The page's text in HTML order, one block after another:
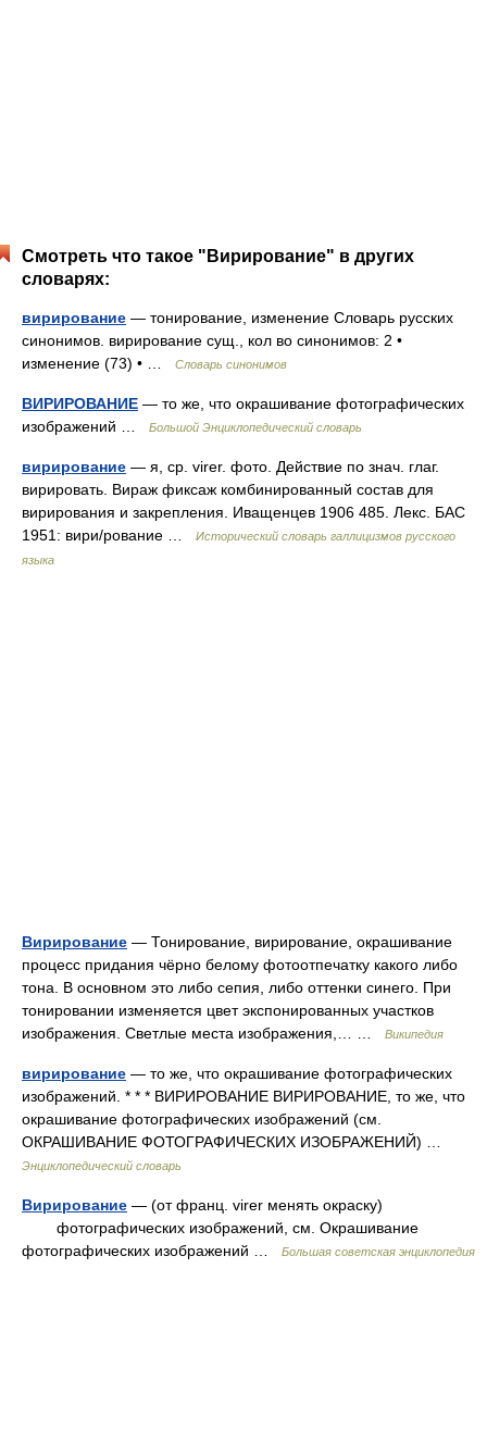
Смотреть что такое "Вирирование" в других
словарях:
вирирование — тонирование, изменение Словарь русских
синонимов. вирирование сущ., кол во синонимов: 2 •
изменение (73) • …
Словарь синонимов
ВИРИРОВАНИЕ — то же, что окрашивание фотографических
изображений …
Большой Энциклопедический словарь
вирирование — я, ср. virer. фото. Действие по знач. глаг.
вирировать. Вираж фиксаж комбинированный состав для
вирирования и закрепления. Иващенцев 1906 485. Лекс. БАС
1951: вири/рование …
Исторический словарь галлицизмов русского
языка
Вирирование — Тонирование, вирирование, окрашивание
процесс придания чёрно белому фотоотпечатку какого либо
тона. В основном это либо сепия, либо оттенки синего. При
тонировании изменяется цвет экспонированных участков
изображения. Светлые места изображения,… …
Википедия
вирирование — то же, что окрашивание фотографических
изображений. * * * ВИРИРОВАНИЕ ВИРИРОВАНИЕ, то же, что
окрашивание фотографических изображений (см.
ОКРАШИВАНИЕ ФОТОГРАФИЧЕСКИХ ИЗОБРАЖЕНИЙ) …
Энциклопедический словарь
Вирирование — (от франц. virer менять окраску)
фотографических изображений, см. Окрашивание
фотографических изображений …
Большая советская энциклопедия